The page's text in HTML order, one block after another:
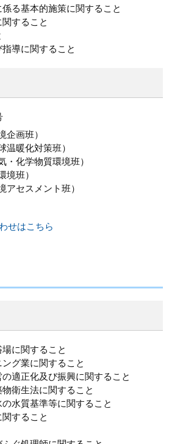
る基本的施策に関すること
すること
導に関すること
企画班
温暖化対策班
・化学物質環境班
境班
アセスメント班
せはこちら
に関すること
グ業に関すること
適正化及び振興に関すること
衛生法に関すること
水質基準等に関すること
すること